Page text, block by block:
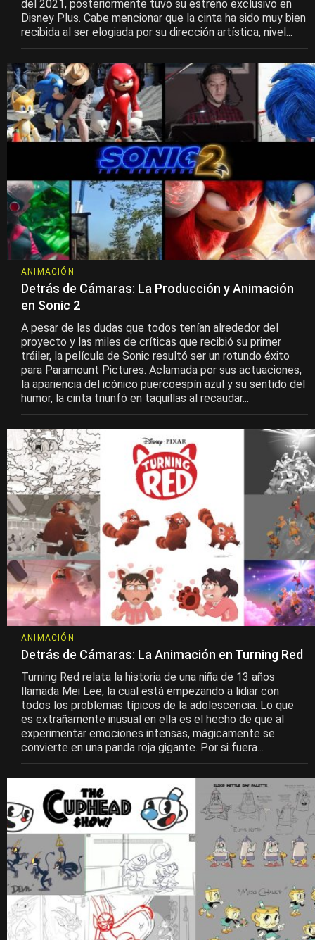
del 2021, posteriormente tuvo su estreno exclusivo en
Disney Plus. Cabe mencionar que la cinta ha sido muy bien
recibida al ser elogiada por su dirección artística, nivel...
ANIMACIÓN
Detrás de Cámaras: La Producción y Animación
en Sonic 2
A pesar de las dudas que todos tenían alrededor del
proyecto y las miles de críticas que recibió su primer
tráiler, la película de Sonic resultó ser un rotundo éxito
para Paramount Pictures. Aclamada por sus actuaciones,
la apariencia del icónico puercoespín azul y su sentido del
humor, la cinta triunfó en taquillas al recaudar...
ANIMACIÓN
Detrás de Cámaras: La Animación en Turning Red
Turning Red relata la historia de una niña de 13 años
llamada Mei Lee, la cual está empezando a lidiar con
todos los problemas típicos de la adolescencia. Lo que
es extrañamente inusual en ella es el hecho de que al
experimentar emociones intensas, mágicamente se
convierte en una panda roja gigante. Por si fuera...